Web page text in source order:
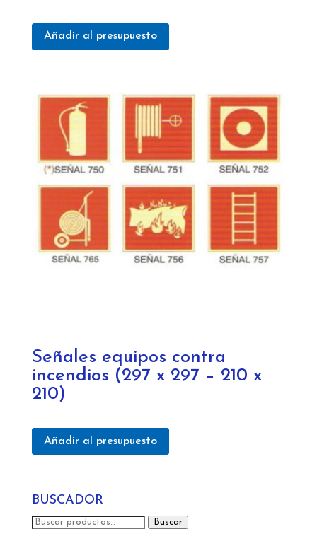
Añadir al presupuesto
Señales equipos contra
incendios (297 x 297 – 210 x
210)
Añadir al presupuesto
BUSCADOR
Buscar
Buscar